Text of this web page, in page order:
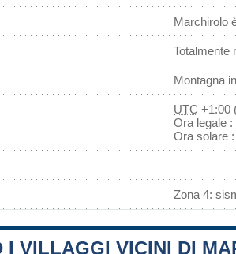
Marchirolo
Totalmente
Montagna
UTC +1:00
Ora legale
Ora solare
Zona 4:
I VILLAGGI VICINI DI